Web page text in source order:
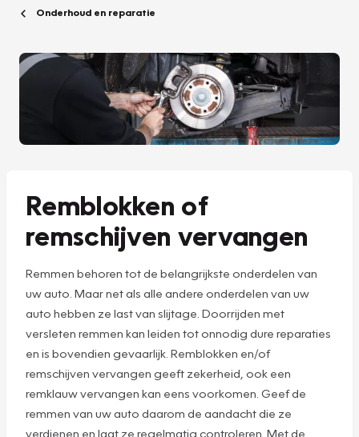
Onderhoud en reparatie
Remblokken of
remschijven vervangen
Remmen behoren tot de belangrijkste onderdelen van
uw auto. Maar net als alle andere onderdelen van uw
auto hebben ze last van slijtage. Doorrijden met
versleten remmen kan leiden tot onnodig dure reparaties
en is bovendien gevaarlijk. Remblokken en/of
remschijven vervangen geeft zekerheid, ook een
remklauw vervangen kan eens voorkomen. Geef de
remmen van uw auto daarom de aandacht die ze
verdienen en laat ze regelmatig controleren. Met de